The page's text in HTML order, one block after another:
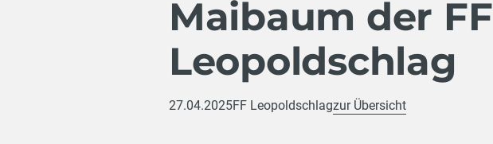
Maibaum der FF
Leopoldschlag
27.04.2025FF Leopoldschlagzur Übersicht